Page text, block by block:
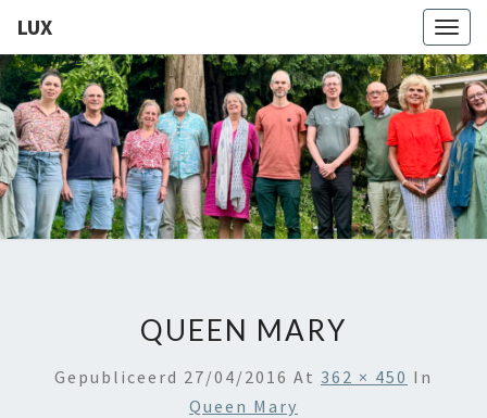
LUX
LUX
Kamerkoor
Onder
Leiding
Van
Angeliki
Ploka
QUEEN MARY
Gepubliceerd 27/04/2016 At 362 × 450 In
Queen Mary